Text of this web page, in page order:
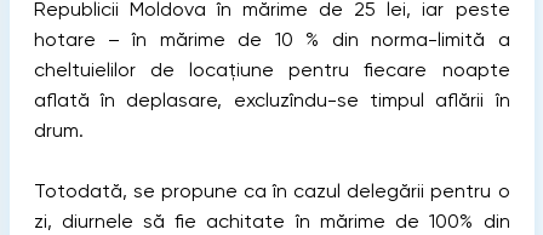
Republicii Moldova în mărime de 25 lei, iar peste
hotare – în mărime de 10 % din norma-limită a
cheltuielilor de locaţiune pentru fiecare noapte
aflată în deplasare, excluzîndu-se timpul aflării în
drum.
Totodată, se propune ca în cazul delegării pentru o
zi, diurnele să fie achitate în mărime de 100% din